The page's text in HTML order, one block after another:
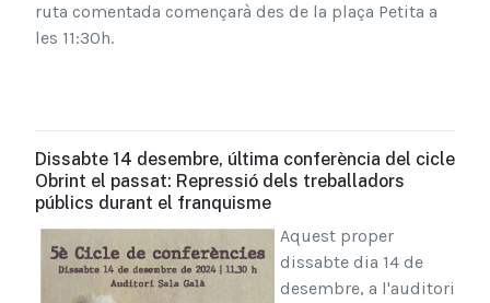
ruta comentada començarà des de la plaça Petita a
les 11:30h.
Dissabte 14 desembre, última conferència del cicle
Obrint el passat: Repressió dels treballadors
públics durant el franquisme
Aquest proper
dissabte dia 14 de
desembre, a l'auditori